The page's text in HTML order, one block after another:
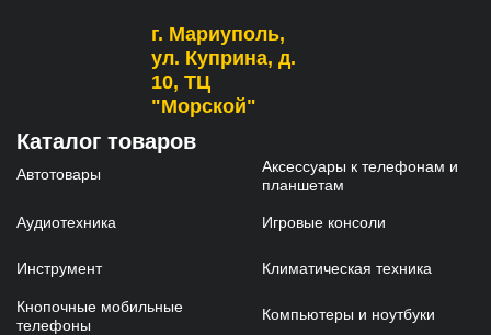
г. Мариуполь,
ул. Куприна, д.
10, ТЦ
"Морской"
Каталог товаров
Автотовары
Аксессуары к телефонам и
планшетам
Аудиотехника Игровые консоли
Инструмент Климатическая техника
Кнопочные мобильные
телефоны
Компьютеры и ноутбуки